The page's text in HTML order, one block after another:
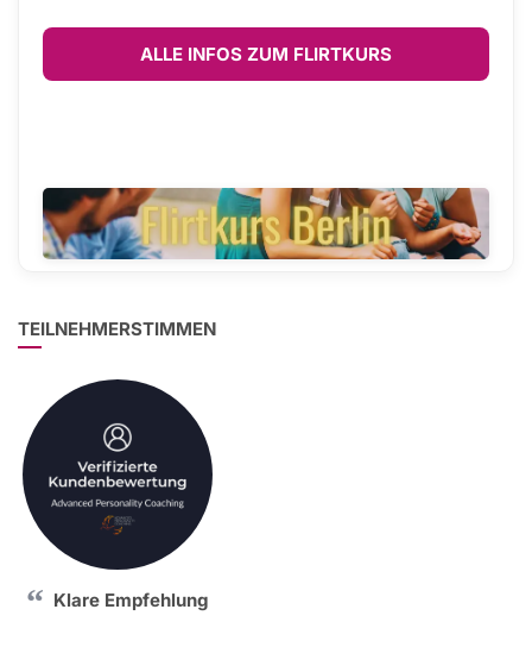
ALLE INFOS ZUM FLIRTKURS
TEILNEHMERSTIMMEN
Klare Empfehlung